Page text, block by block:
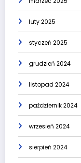
luty 2025
styczeń 2025
grudzień 2024
listopad 2024
październik 2024
wrzesień 2024
sierpień 2024